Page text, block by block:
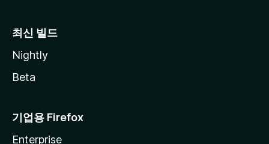
최신 빌드
Nightly
Beta
기업용 Firefox
Enterprise